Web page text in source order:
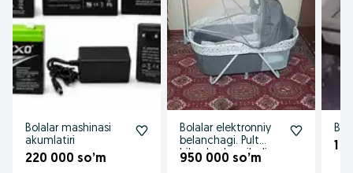
Bolalar mashinasi
akumlatiri
220 000 so’m
Bolalar elektronniy
belanchagi. Pult
bilan boshqariladi.
950 000 so’m
1